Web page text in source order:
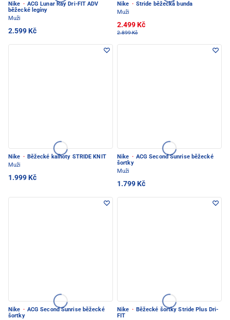
Nike · ACG Lunar Ray Dri-FIT ADV
běžecké legíny
Muži
2.599 Kč
Nike · Stride běžecká bunda
Muži
2.499 Kč
2.899 Kč
Nike · Běžecké kalhoty STRIDE KNIT
Muži
1.999 Kč
Nike · ACG Second Sunrise běžecké
šortky
Muži
1.799 Kč
Nike · ACG Second Sunrise běžecké
šortky
Nike · Běžecké šortky Stride Plus Dri-
FIT